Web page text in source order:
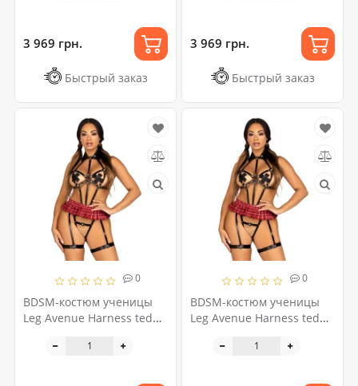
3 969 грн.
Быстрый заказ
3 969 грн.
Быстрый заказ
0
BDSM-костюм ученицы
Leg Avenue Harness teddy
мини-юбка, экокожа
0
BDSM-костюм ученицы
Leg Avenue Harness teddy
мини-юбка, экокожа